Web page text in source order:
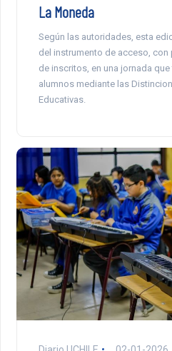
La Moneda
Según las autoridades, esta
del instrumento de acceso,
de inscritos, en una jornada
alumnos mediante las
Educativas.